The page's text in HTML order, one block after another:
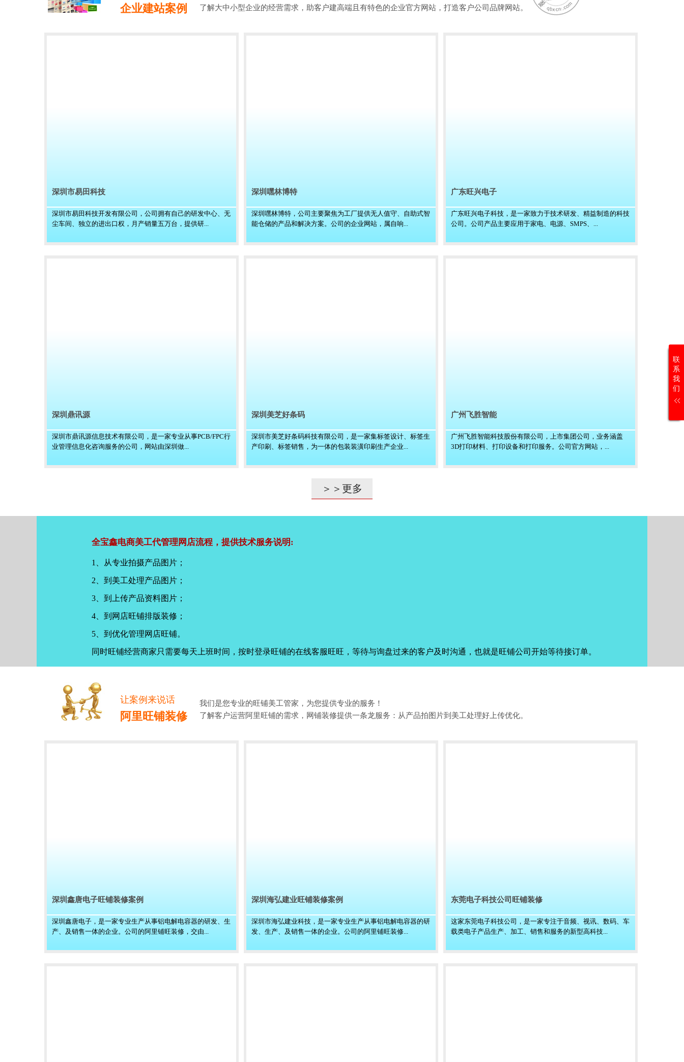
企业建站案例
了解大中小型企业的经营需求，助客户建高端且有特色的企业官方网站，打造客户公司品牌网站。
深圳市易田科技
深圳市易田科技开发有限公司，公司拥有自己的研发中心、无
尘车间、独立的进出口权，月产销量五万台，提供研...
深圳嘿林博特
深圳嘿林博特，公司主要聚焦为工厂提供无人值守、自助式智
能仓储的产品和解决方案。公司的企业网站，属自响...
广东旺兴电子
广东旺兴电子科技，是一家致力于技术研发、精益制造的科技
公司。公司产品主要应用于家电、电源、SMPS、...
深圳鼎讯源
深圳市鼎讯源信息技术有限公司，是一家专业从事PCB/FPC行
业管理信息化咨询服务的公司，网站由深圳做...
深圳美芝好条码
深圳市美芝好条码科技有限公司，是一家集标签设计、标签生
产印刷、标签销售，为一体的包装装潢印刷生产企业...
广州飞胜智能
广州飞胜智能科技股份有限公司，上市集团公司，业务涵盖
3D打印材料、打印设备和打印服务。公司官方网站，...
＞＞更多
全宝鑫电商美工代管理网店流程，提供技术服务说明:
1、从专业拍摄产品图片；
2、到美工处理产品图片；
3、到上传产品资料图片；
4、到网店旺铺排版装修；
5、到优化管理网店旺铺。
同时旺铺经营商家只需要每天上班时间，按时登录旺铺的在线客服旺旺，等待与询盘过来的客户及时沟通，也就是旺铺公司开始等待接订单。
让案例来说话
阿里旺铺装修
我们是您专业的旺铺美工管家，为您提供专业的服务！
了解客户运营阿里旺铺的需求，网铺装修提供一条龙服务：从产品拍图片到美工处理好上传优化。
深圳鑫唐电子旺铺装修案例
深圳鑫唐电子，是一家专业生产从事铝电解电容器的研发、生
产、及销售一体的企业。公司的阿里铺旺装修，交由...
深圳海弘建业旺铺装修案例
深圳市海弘建业科技，是一家专业生产从事铝电解电容器的研
发、生产、及销售一体的企业。公司的阿里铺旺装修...
东莞电子科技公司旺铺装修
这家东莞电子科技公司，是一家专注于音频、视讯、数码、车
载类电子产品生产、加工、销售和服务的新型高科技...
联
系
我
们